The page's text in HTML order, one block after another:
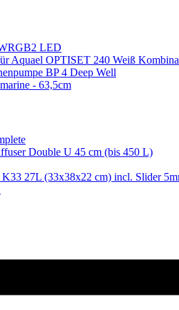
LED
Aquael OPTISET 240 Weiß
BP 4 Deep Well
- 63,5cm
Double U 45 cm (bis 450 L)
27L (33x38x22 cm) incl. Slider